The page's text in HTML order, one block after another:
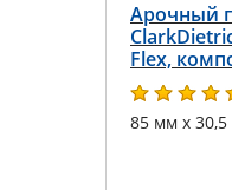
Арочный
Flex,
85 мм х 30,5